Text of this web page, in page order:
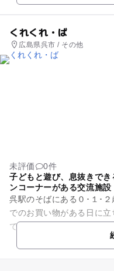
くれくれ・ば
広島県呉市 / その他
未評価
0件
子どもと遊び、息抜きで
ンコーナーがある交流施設
呉駅のそばにある０･１･
でのお買い物がある日に
です。 安全に配慮してあるので安心して遊ばせることができま